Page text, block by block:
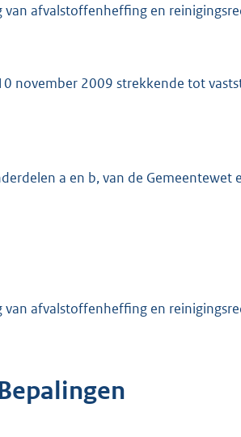
afvalstoffenheffing en
november 2009 strekkende tot
a en b, van de Gemeentewet
afvalstoffenheffing en